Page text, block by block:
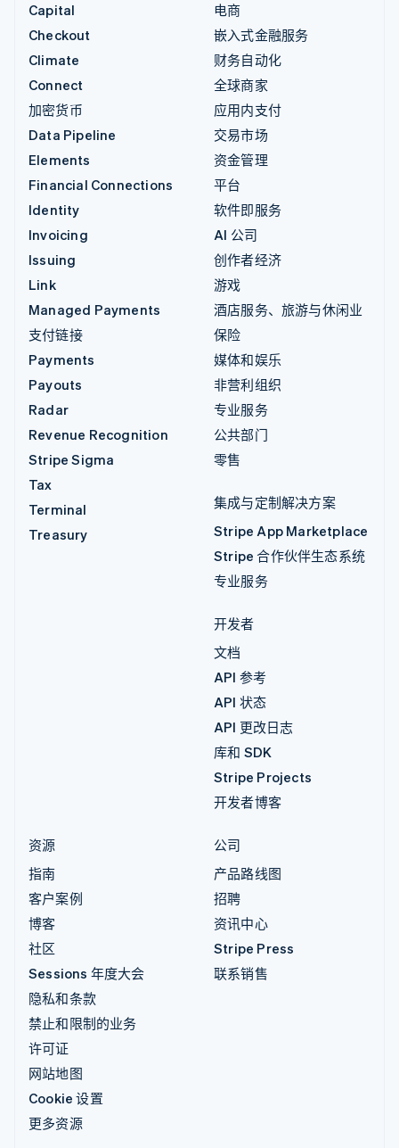
Capital
Checkout
Climate
Connect
加密货币
Data Pipeline
Elements
Financial Connections
Identity
Invoicing
Issuing
Link
Managed Payments
支付链接
Payments
Payouts
Radar
Revenue Recognition
Stripe Sigma
Tax
Terminal
Treasury
电商
嵌入式金融服务
财务自动化
全球商家
应用内支付
交易市场
资金管理
平台
软件即服务
AI 公司
创作者经济
游戏
酒店服务、旅游与休闲业
保险
媒体和娱乐
非营利组织
专业服务
公共部门
零售
集成与定制解决方案
Stripe App Marketplace
Stripe 合作伙伴生态系统
专业服务
开发者
文档
API 参考
API 状态
API 更改日志
库和 SDK
Stripe Projects
开发者博客
资源
指南
客户案例
博客
社区
Sessions 年度大会
隐私和条款
禁止和限制的业务
许可证
网站地图
Cookie 设置
更多资源
公司
产品路线图
招聘
资讯中心
Stripe Press
联系销售